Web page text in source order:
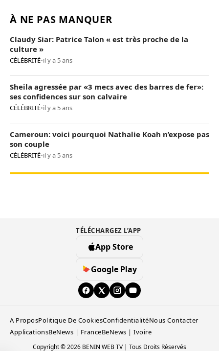
À NE PAS MANQUER
Claudy Siar: Patrice Talon « est très proche de la
culture »
CÉLÉBRITÉ•il y a 5 ans
Sheila agressée par «3 mecs avec des barres de fer»:
ses confidences sur son calvaire
CÉLÉBRITÉ•il y a 5 ans
Cameroun: voici pourquoi Nathalie Koah n’expose pas
son couple
CÉLÉBRITÉ•il y a 5 ans
TÉLÉCHARGEZ L’APP
App Store
Google Play
A ProposPolitique De CookiesConfidentialitéNous Contacter
ApplicationsBeNews | FranceBeNews | Ivoire
Copyright © 2026 BENIN WEB TV | Tous Droits Réservés